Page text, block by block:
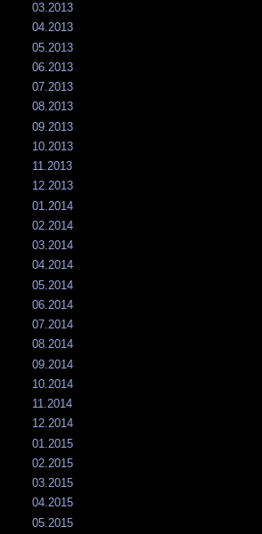
03.2013
04.2013
05.2013
06.2013
07.2013
08.2013
09.2013
10.2013
11.2013
12.2013
01.2014
02.2014
03.2014
04.2014
05.2014
06.2014
07.2014
08.2014
09.2014
10.2014
11.2014
12.2014
01.2015
02.2015
03.2015
04.2015
05.2015